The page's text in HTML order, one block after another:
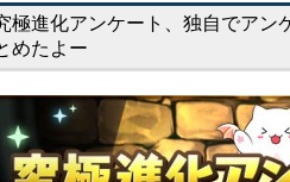
極進化アンケート、独自でアン
めたよー